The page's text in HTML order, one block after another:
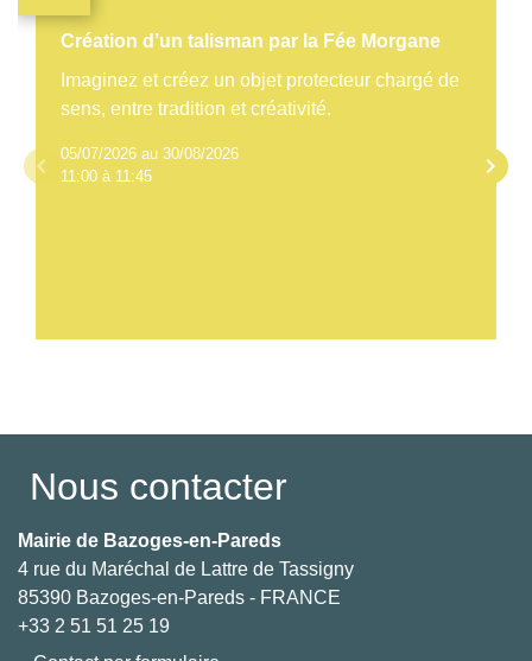
Création d’un talisman par la Fée Morgane
Imaginez et créez un objet protecteur chargé de
sens, entre tradition et créativité.
05/07/2026 au 30/08/2026
11:00 à 11:45
keyboard_arrow_left keyboard_arrow_right
Nous contacter
Mairie de Bazoges-en-Pareds
4 rue du Maréchal de Lattre de Tassigny
85390 Bazoges-en-Pareds - FRANCE
+33 2 51 51 25 19